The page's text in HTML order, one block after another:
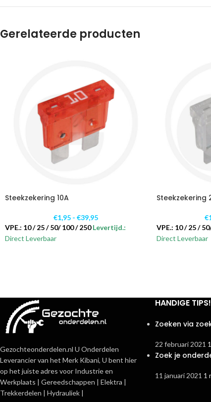
Gerelateerde producten
Steekzekering 10A
€1,95 - €39,95
VPE.: 10 / 25 / 50/ 100 / 250Levertijd.:
Direct Leverbaar
Steekzekering
€
VPE.: 10 / 25 /
Direct Leverbaar
Gezochteonderdelen.nl U Onderdelen
Leverancier van het Merk Kibani, U bent hier
op het juiste adres voor Industrie en
Werkplaats | Gereedschappen | Elektra |
Trekkerdelen | Hydrauliek |
HANDIGE TIPS!
Zoeken via
22 februari 2021
Zoek je
11 januari 2021 1